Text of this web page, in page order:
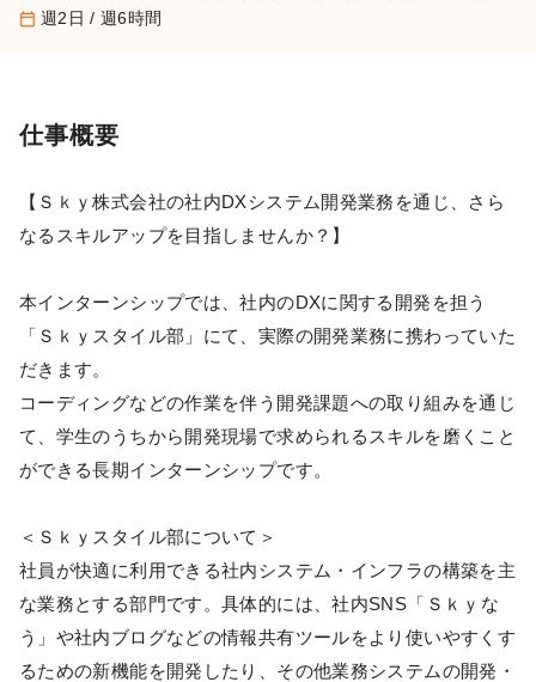
calendar_today 週2日 / 週6時間
仕事概要
【Ｓｋｙ株式会社の社内DXシステム開発業務を通じ、さら
なるスキルアップを目指しませんか？】
本インターンシップでは、社内のDXに関する開発を担う
「Ｓｋｙスタイル部」にて、実際の開発業務に携わっていた
だきます。
コーディングなどの作業を伴う開発課題への取り組みを通じ
て、学生のうちから開発現場で求められるスキルを磨くこと
ができる長期インターンシップです。
＜Ｓｋｙスタイル部について＞
社員が快適に利用できる社内システム・インフラの構築を主
な業務とする部門です。具体的には、社内SNS「Ｓｋｙな
う」や社内ブログなどの情報共有ツールをより使いやすくす
るための新機能を開発したり、その他業務システムの開発・